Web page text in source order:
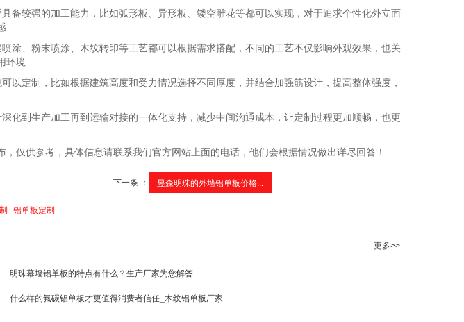
具备较强的加工能力，比如弧形板、异形板、镂空雕花等都可以实现，对于追求个性化外立面
涂、粉末喷涂、木纹转印等工艺都可以根据需求搭配，不同的工艺不仅影响外观效果，也关
环境
以定制，比如根据建筑高度和受力情况选择不同厚度，并结合加强筋设计，提高整体强度，
化到生产加工再到运输对接的一体化支持，减少中间沟通成本，让定制过程更加顺畅，也更
，仅供参考，具体信息请联系我们官方网站上面的电话，他们会根据情况做出详尽回答！
下一条 ： 昱森明珠的外墙铝单板价格...
铝单板定制
更多>>
明珠幕墙铝单板的特点有什么？生产厂家为您解答
什么样的氟碳铝单板才更值得消费者信任_木纹铝单板厂家